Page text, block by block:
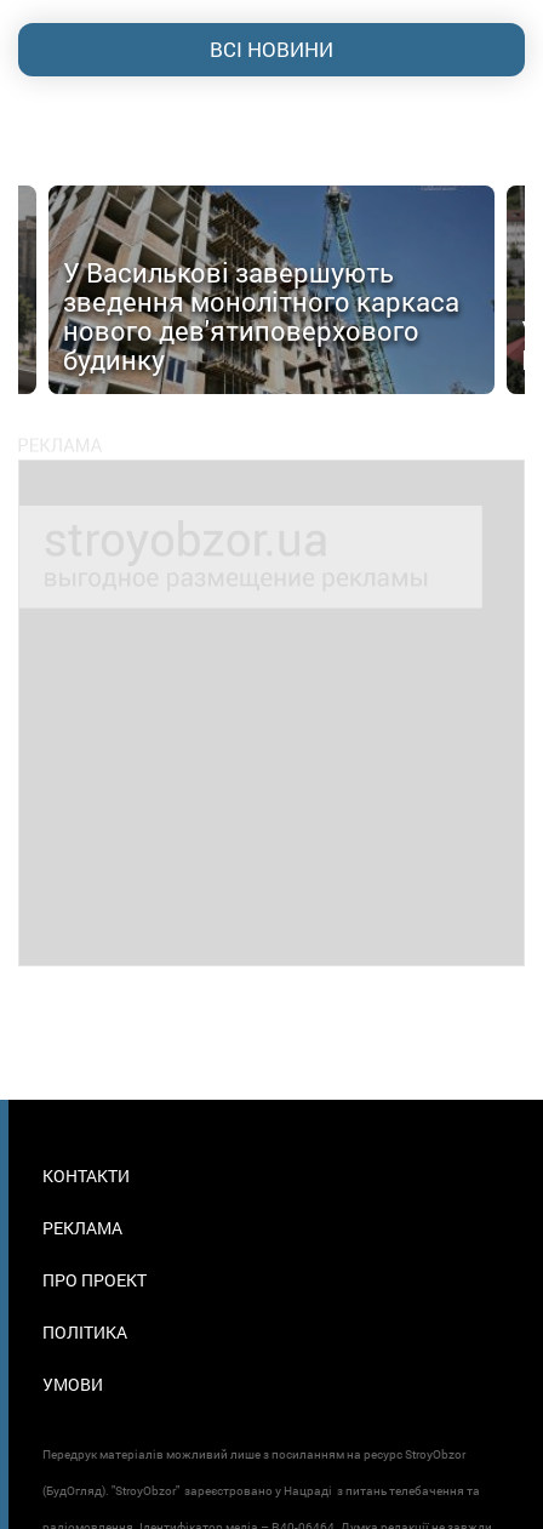
ВСІ НОВИНИ
У Василькові завершують
зведення монолітного каркаса
нового дев'ятиповерхового
будинку
В
КОНТАКТИ
РЕКЛАМА
ПРО ПРОЕКТ
ПОЛІТИКА
УМОВИ
Передрук матеріалів можливий лише з посиланням на ресурс StroyObzor
(БудОгляд). "StroyObzor" зареєстровано у Нацраді з питань телебачення та